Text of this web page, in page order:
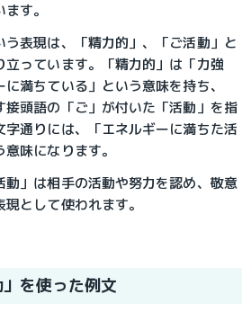
す。
う表現は、「精力的」、「ご活動」と
立っています。「精力的」は「力強
満ちている」という意味を持ち、
接頭語の「ご」が付いた「活動」を指
字通りには、「エネルギーに満ちた活
味になります。
動」は相手の活動や努力を認め、敬意
として使われます。
」を使った例文